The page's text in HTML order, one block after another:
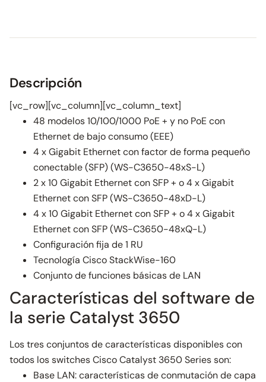
Descripción
[vc_row][vc_column][vc_column_text]
48 modelos 10/100/1000 PoE + y no PoE con
Ethernet de bajo consumo (EEE)
4 x Gigabit Ethernet con factor de forma pequeño
conectable (SFP) (WS-C3650-48xS-L)
2 x 10 Gigabit Ethernet con SFP + o 4 x Gigabit
Ethernet con SFP (WS-C3650-48xD-L)
4 x 10 Gigabit Ethernet con SFP + o 4 x Gigabit
Ethernet con SFP (WS-C3650-48xQ-L)
Configuración fija de 1 RU
Tecnología Cisco StackWise-160
Conjunto de funciones básicas de LAN
Características del software de
la serie Catalyst 3650
Los tres conjuntos de características disponibles con
todos los switches Cisco Catalyst 3650 Series son:
Base LAN: características de conmutación de capa